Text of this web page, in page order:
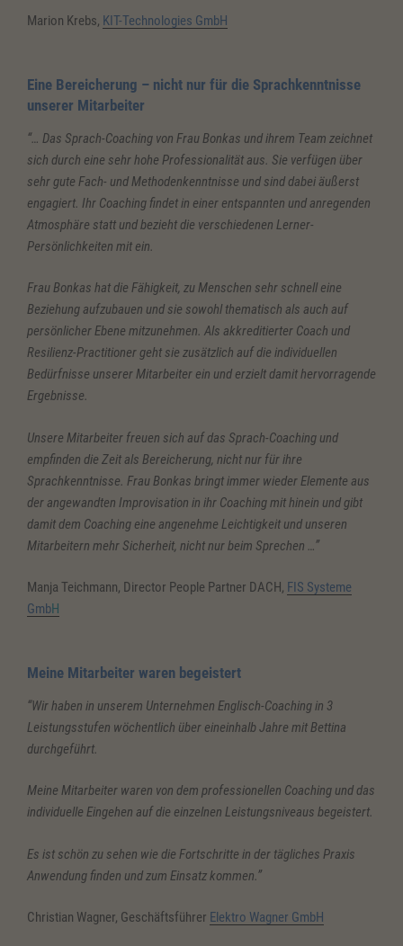
Marion Krebs, KIT-Technologies GmbH
Eine Bereicherung – nicht nur für die Sprachkenntnisse
unserer Mitarbeiter
“… Das Sprach-Coaching von Frau Bonkas und ihrem Team zeichnet
sich durch eine sehr hohe Professionalität aus. Sie verfügen über
sehr gute Fach- und Methodenkenntnisse und sind dabei äußerst
engagiert. Ihr Coaching findet in einer entspannten und anregenden
Atmosphäre statt und bezieht die verschiedenen Lerner-
Persönlichkeiten mit ein.
Frau Bonkas hat die Fähigkeit, zu Menschen sehr schnell eine
Beziehung aufzubauen und sie sowohl thematisch als auch auf
persönlicher Ebene mitzunehmen. Als akkreditierter Coach und
Resilienz-Practitioner geht sie zusätzlich auf die individuellen
Bedürfnisse unserer Mitarbeiter ein und erzielt damit hervorragende
Ergebnisse.
Unsere Mitarbeiter freuen sich auf das Sprach-Coaching und
empfinden die Zeit als Bereicherung, nicht nur für ihre
Sprachkenntnisse. Frau Bonkas bringt immer wieder Elemente aus
der angewandten Improvisation in ihr Coaching mit hinein und gibt
damit dem Coaching eine angenehme Leichtigkeit und unseren
Mitarbeitern mehr Sicherheit, nicht nur beim Sprechen …”
Manja Teichmann, Director People Partner DACH, FIS Systeme
GmbH
Meine Mitarbeiter waren begeistert
“Wir haben in unserem Unternehmen Englisch-Coaching in 3
Leistungsstufen wöchentlich über eineinhalb Jahre mit Bettina
durchgeführt.
Meine Mitarbeiter waren von dem professionellen Coaching und das
individuelle Eingehen auf die einzelnen Leistungsniveaus begeistert.
Es ist schön zu sehen wie die Fortschritte in der tägliches Praxis
Anwendung finden und zum Einsatz kommen.”
Christian Wagner, Geschäftsführer Elektro Wagner GmbH